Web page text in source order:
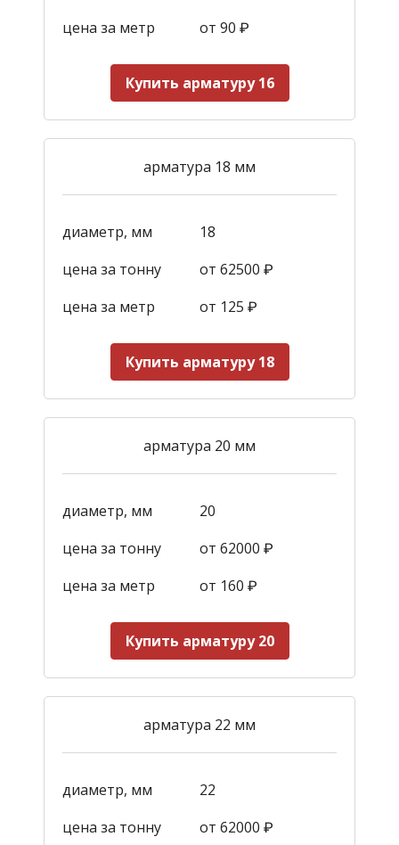
цена за метр от 90 ₽
Купить арматуру 16
арматура 18 мм
диаметр, мм
18
цена за тонну
от 62500 ₽
цена за метр
от 125 ₽
Купить арматуру 18
арматура 20 мм
диаметр, мм
20
цена за тонну
от 62000 ₽
цена за метр
от 160 ₽
Купить арматуру 20
арматура 22 мм
диаметр, мм
22
цена за тонну
от 62000 ₽